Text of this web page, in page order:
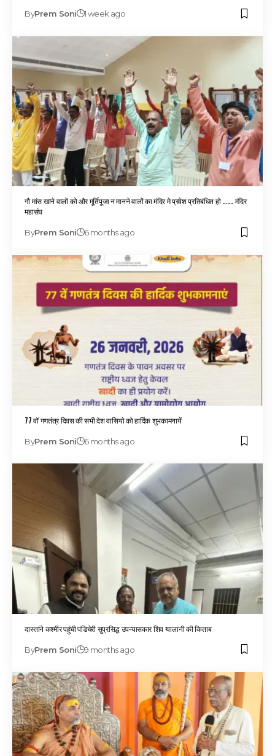
ByPrem Soni 1 week ago
गौ मांस खाने वालों को और मूर्तिपूजा न मानने वालों का मंदिर मे प्रवेश प्रतिबंधित हो ……. मंदिर
महासंघ
ByPrem Soni 6 months ago
77 वॉ गणतंत्र दिवस की सभी देश वासियो को हार्दिक शुभकामनायें
ByPrem Soni 6 months ago
दास्तांने कश्मीर पहुंची पंडिचेरी सुप्रसिद्ध उपन्यासकार शिव ग्वालानी की किताब
ByPrem Soni 9 months ago